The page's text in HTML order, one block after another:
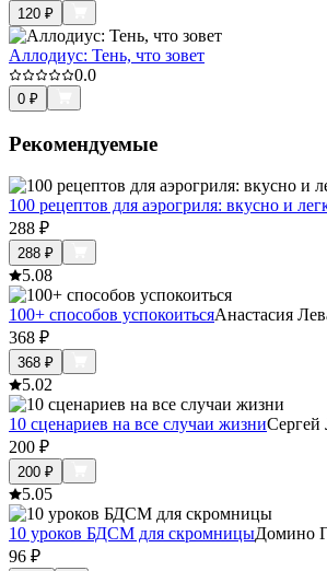
120 ₽
Аллодиус: Тень, что зовет
0.0
0 ₽
Рекомендуемые
100 рецептов для аэрогриля: вкусно и
288 ₽
288 ₽
5.08
100+ способов успокоитьсяАнастасия
368 ₽
368 ₽
5.02
10 сценариев на все случаи жизниСергей
200 ₽
200 ₽
5.05
10 уроков БДСМ для скромницыДомино
96 ₽